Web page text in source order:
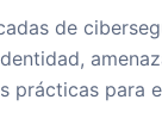
de
prácticas para